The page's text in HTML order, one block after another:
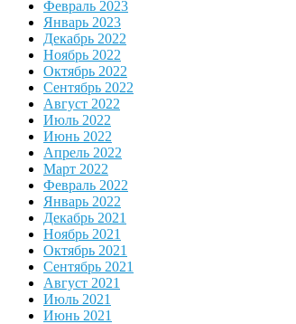
Февраль 2023
Январь 2023
Декабрь 2022
Ноябрь 2022
Октябрь 2022
Сентябрь 2022
Август 2022
Июль 2022
Июнь 2022
Апрель 2022
Март 2022
Февраль 2022
Январь 2022
Декабрь 2021
Ноябрь 2021
Октябрь 2021
Сентябрь 2021
Август 2021
Июль 2021
Июнь 2021